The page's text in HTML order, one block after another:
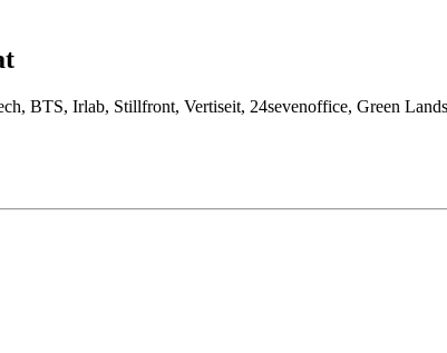
BTS, Irlab, Stillfront, Vertiseit, 24sevenoffice, Green